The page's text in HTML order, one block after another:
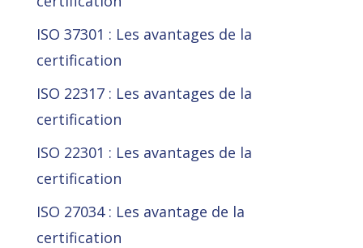
ISO 37301 : Les avantages de la
certification
ISO 22317 : Les avantages de la
certification
ISO 22301 : Les avantages de la
certification
ISO 27034 : Les avantage de la
certification